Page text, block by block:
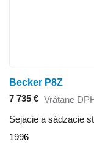
Becker P8Z
7 735 € Vrátane
Sejacie a sádzacie
1996